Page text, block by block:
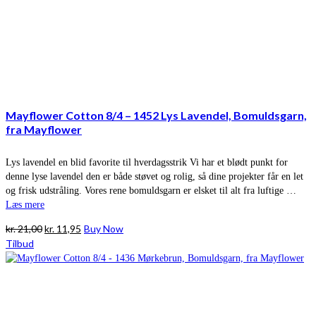
Mayflower Cotton 8/4 – 1452 Lys Lavendel, Bomuldsgarn,
fra Mayflower
Lys lavendel en blid favorite til hverdagsstrik Vi har et blødt punkt for
denne lyse lavendel den er både støvet og rolig, så dine projekter får en let
og frisk udstråling. Vores rene bomuldsgarn er elsket til alt fra luftige …
Læs mere
kr.21,00Den
pris
kr. 11,95 Den
pris
Buy Now
Tilbud